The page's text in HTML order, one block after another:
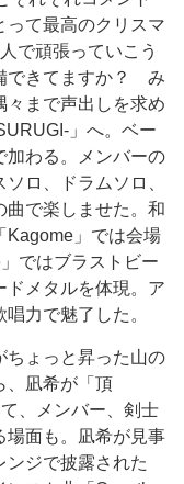
って最高のクリスマ
で頑張っていこう
できてますか？ み
々まで声出しを求め
」へ。ベー
加わる。メンバーの
ロ、ドラムソロ、
曲で楽しませた。和
Kagome」では会場
ではブラストビー
ドメタルを体現。ア
力で魅了した。
ょっと昇った山の
、凪希が「頂
て、メンバー、剣士
場面も。凪希が見事
ンジで披露された